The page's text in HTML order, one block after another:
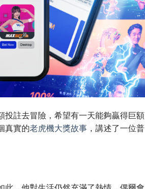
投註去冒險，希望有一天能夠贏得巨額
真實的老虎機大獎故事 ，講述了一位普